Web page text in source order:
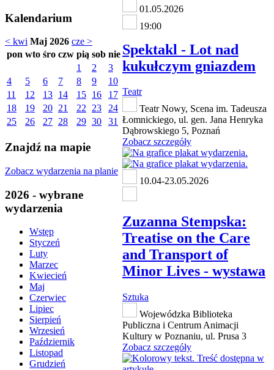
Kalendarium
< kwi Maj 2026 cze >
pon wto śro czw pią sob nie
1
2
3
4
5 6 7 8 9
10
11
12 13 14 15 16
17
18
19 20 21 22 23
24
25
26 27 28 29 30 31
Znajdź na mapie
Zobacz wydarzenia na planie
2026 - wybrane
wydarzenia
Wstęp
Styczeń
Luty
Marzec
Kwiecień
Maj
Czerwiec
Lipiec
Sierpień
Wrzesień
Październik
Listopad
Grudzień
01.05.2026
19:00
Spektakl - Lot nad
kukułczym gniazdem
Teatr
Teatr Nowy, Scena im. Tadeusza
Łomnickiego, ul. gen. Jana Henryka
Dąbrowskiego 5, Poznań
Zobacz szczegóły
10.04-23.05.2026
Zuzanna Stempska:
Treatise on the Care
and Transport of
Minor Lives - wystawa
Sztuka
Wojewódzka Biblioteka
Publiczna i Centrum Animacji
Kultury w Poznaniu, ul. Prusa 3
Zobacz szczegóły